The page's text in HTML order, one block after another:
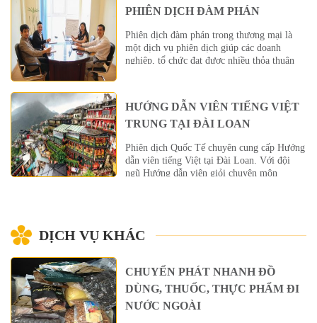
đối tác tin cậy, khách hàng tiềm năng […]
PHIÊN DỊCH ĐÀM PHÁN
Phiên dịch đàm phán trong thương mại là
một dịch vụ phiên dịch giúp các doanh
nghiệp, tổ chức đạt được nhiều thỏa thuận
thương mại chính là bước ngoặt để các
doanh nghiệp, tổ chức đạt được […]
HƯỚNG DẪN VIÊN TIẾNG VIỆT
TRUNG TẠI ĐÀI LOAN
Phiên dịch Quốc Tế chuyên cung cấp Hướng
dẫn viên tiếng Việt tại Đài Loan. Với đội
ngũ Hướng dẫn viên giỏi chuyên môn
Trung Hoa […]
DỊCH VỤ KHÁC
CHUYỂN PHÁT NHANH ĐỒ
DÙNG, THUỐC, THỰC PHẨM ĐI
NƯỚC NGOÀI